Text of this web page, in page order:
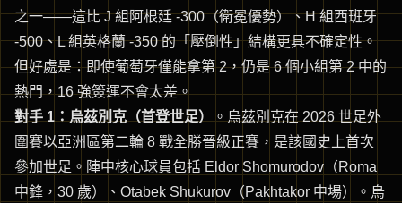
之一——這比 J 組阿根廷 -300（衛冕優勢）、H 組西班牙
-500、L 組英格蘭 -350 的「壓倒性」結構更具不確定性。
但好處是：即使葡萄牙僅能拿第 2，仍是 6 個小組第 2 中的
熱門，16 強簽運不會太差。
對手 1：烏茲別克（首登世足）
。烏茲別克在 2026 世足外
圍賽以亞洲區第二輪 8 戰全勝晉級正賽，是該國史上首次
參加世足。陣中核心球員包括 Eldor Shomurodov（Roma
中鋒，30 歲）、Otabek Shukurov（Pakhtakor 中場）。烏